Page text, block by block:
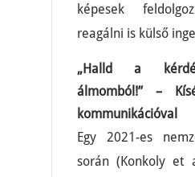
képesek
reagálni is külső
„Halld a
álmomból!” –
kommunikációval
Egy 2021-es
során (Konkoly et